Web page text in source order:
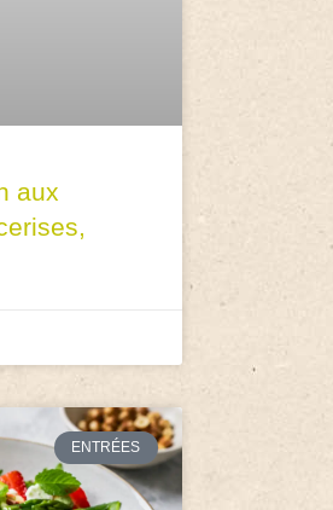
aux
ENTRÉES